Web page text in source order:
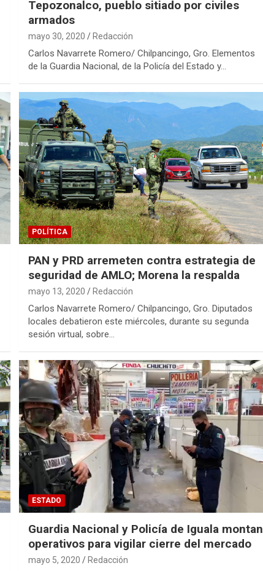
Tepozonalco, pueblo sitiado por civiles
armados
mayo 30, 2020 Redacción
Carlos Navarrete Romero/ Chilpancingo, Gro. Elementos
de la Guardia Nacional, de la Policía del Estado y…
POLÍTICA
PAN y PRD arremeten contra estrategia de
seguridad de AMLO; Morena la respalda
mayo 13, 2020 Redacción
Carlos Navarrete Romero/ Chilpancingo, Gro. Diputados
locales debatieron este miércoles, durante su segunda
sesión virtual, sobre…
ESTADO
Guardia Nacional y Policía de Iguala montan
operativos para vigilar cierre del mercado
mayo 5, 2020 Redacción